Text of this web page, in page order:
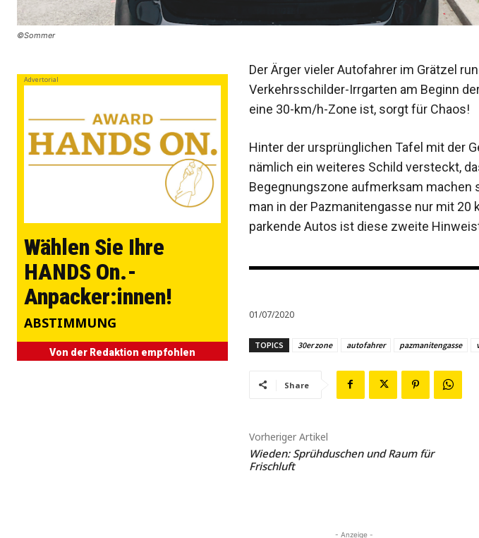
©Sommer
Advertorial
Wählen Sie Ihre
HANDS On.-
Anpacker:innen!
ABSTIMMUNG
Von der Redaktion empfohlen
Der Ärger vieler Autofahrer im Grätzel
Verkehrsschilder-Irrgarten am Beginn
eine 30-km/h-Zone ist, sorgt für Chaos!
Hinter der ursprünglichen Tafel mit der
nämlich ein weiteres Schild versteckt,
Begegnungszone aufmerksam machen
man in der Pazmanitengasse nur mit
parkende Autos ist diese zweite
01/07/2020
TOPICS 30er zone autofahrer pazmanitengasse
Share
Vorheriger Artikel
Wieden: Sprühduschen und Raum für
Frischluft
- Anzeige -